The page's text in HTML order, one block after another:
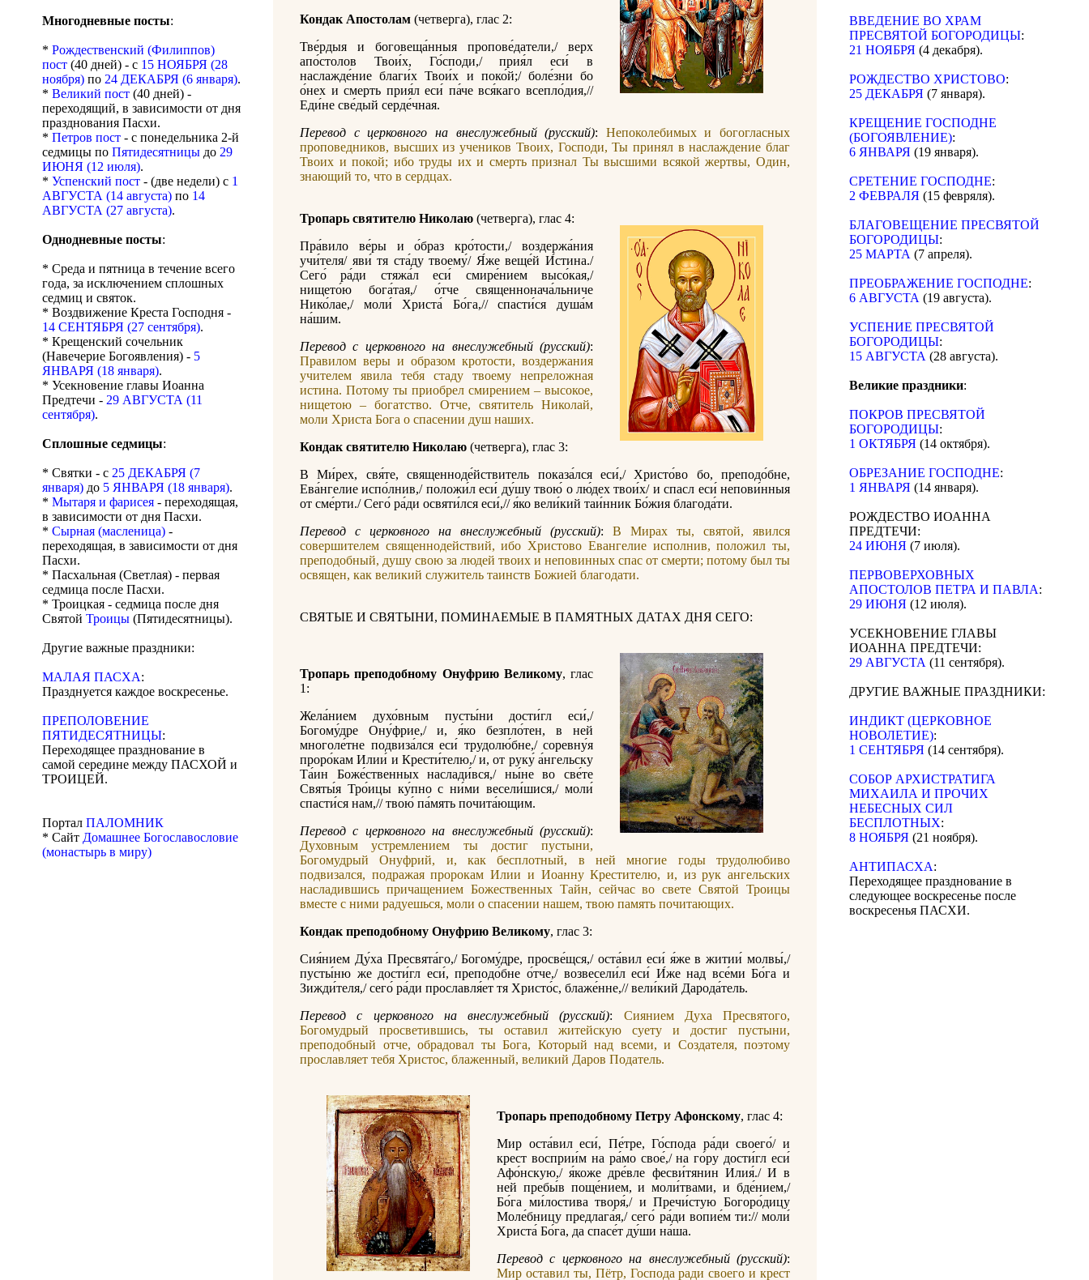
Многодневные посты:
* Рождественский (Филиппов)
пост (40 дней) - с 15 НОЯБРЯ (28
ноября) по 24 ДЕКАБРЯ (6 января).
* Великий пост (40 дней) -
переходящий, в зависимости от дня
празднования Пасхи.
* Петров пост - с понедельника 2-й
седмицы по Пятидесятницы до 29
ИЮНЯ (12 июля).
* Успенский пост - (две недели) с 1
АВГУСТА (14 августа) по 14
АВГУСТА (27 августа).
Однодневные посты:
* Среда и пятница в течение всего
года, за исключением сплошных
седмиц и святок.
* Воздвижение Креста Господня -
14 СЕНТЯБРЯ (27 сентября).
* Крещенский сочельник
(Навечерие Богоявления) - 5
ЯНВАРЯ (18 января).
* Усекновение главы Иоанна
Предтечи - 29 АВГУСТА (11
сентября).
Сплошные седмицы:
* Святки - с 25 ДЕКАБРЯ (7
января) до 5 ЯНВАРЯ (18 января).
* Мытаря и фарисея - переходящая,
в зависимости от дня Пасхи.
* Сырная (масленица) -
переходящая, в зависимости от дня
Пасхи.
* Пасхальная (Светлая) - первая
седмица после Пасхи.
* Троицкая - седмица после дня
Святой Троицы (Пятидесятницы).
Другие важные праздники:
МАЛАЯ ПАСХА:
Празднуется каждое воскресенье.
ПРЕПОЛОВЕНИЕ
ПЯТИДЕСЯТНИЦЫ:
Переходящее празднование в
самой середине между ПАСХОЙ и
ТРОИЦЕЙ.
Портал ПАЛОМНИК
* Сайт Домашнее Богославословие
(монастырь в миру)
Кондак Апостолам (четверга), глас 2:
Тве́рдыя и боговеща́нныя пропове́датели,/ верх
апо́столов Твои́х, Го́споди,/ прия́л еси́ в
наслажде́ние благи́х Твои́х и поко́й;/ боле́зни бо
о́нех и смерть прия́л еси́ па́че вся́каго всепло́дия,//
Еди́не све́дый серде́чная.
Перевод с церковного на внеслужебный (русский): Непоколебимых и богогласных
проповедников, высших из учеников Твоих, Господи, Ты принял в наслаждение благ
Твоих и покой; ибо труды их и смерть признал Ты высшими всякой жертвы, Один,
знающий то, что в сердцах.
Тропарь святителю Николаю (четверга), глас 4:
Пра́вило ве́ры и о́браз кро́тости,/ воздержа́ния
учи́теля/ яви́ тя ста́ду твоему́/ Я́же веще́й И́стина./
Сего́ ра́ди стяжа́л еси́ смире́нием высо́кая,/
нището́ю бога́тая,/ о́тче священнонача́льниче
Нико́лае,/ моли́ Христа́ Бо́га,// спасти́ся душа́м
на́шим.
Перевод с церковного на внеслужебный (русский):
Правилом веры и образом кротости, воздержания
учителем явила тебя стаду твоему непреложная
истина. Потому ты приобрел смирением – высокое,
нищетою – богатство. Отче, святитель Николай,
моли Христа Бога о спасении душ наших.
Кондак святителю Николаю (четверга), глас 3:
В Ми́рех, свя́те, священноде́йствитель показа́лся еси́,/ Христо́во бо, преподо́бне,
Ева́нгелие испо́лнив,/ положи́л еси́ ду́шу твою́ о лю́дех твои́х/ и спасл еси́ непови́нныя
от сме́рти./ Сего́ ра́ди освяти́лся еси́,// я́ко вели́кий таи́нник Бо́жия благода́ти.
Перевод с церковного на внеслужебный (русский): В Мирах ты, святой, явился
совершителем священнодействий, ибо Христово Евангелие исполнив, положил ты,
преподобный, душу свою за людей твоих и неповинных спас от смерти; потому был ты
освящен, как великий служитель таинств Божией благодати.
СВЯТЫЕ И СВЯТЫНИ, ПОМИНАЕМЫЕ В ПАМЯТНЫХ ДАТАХ ДНЯ СЕГО:
Тропарь преподобному Онуфрию Великому, глас
1:
Жела́нием духо́вным пусты́ни дости́гл еси́,/
Богому́дре Ону́фрие,/ и, я́ко безпло́тен, в ней
многоле́тне подвиза́лся еси́ трудолю́бне,/ соревну́я
проро́кам Илии́ и Крести́телю,/ и, от руку́ а́нгельску
Та́ин Боже́ственных наслади́вся,/ ны́не во све́те
Святы́я Тро́ицы ку́пно с ни́ми весели́шися,/ моли́
спасти́ся нам,// твою́ па́мять почита́ющим.
Перевод с церковного на внеслужебный (русский):
Духовным устремлением ты достиг пустыни,
Богомудрый Онуфрий, и, как бесплотный, в ней многие годы трудолюбиво
подвизался, подражая пророкам Илии и Иоанну Крестителю, и, из рук ангельских
насладившись причащением Божественных Тайн, сейчас во свете Святой Троицы
вместе с ними радуешься, моли о спасении нашем, твою память почитающих.
Кондак преподобному Онуфрию Великому, глас 3:
Сия́нием Ду́ха Пресвята́го,/ Богому́дре, просве́щся,/ оста́вил еси́ я́же в житии́ молвы́,/
пусты́ню же дости́гл еси́, преподо́бне о́тче,/ возвесели́л еси́ И́же над все́ми Бо́га и
Зижди́теля,/ сего́ ра́ди прославля́ет тя Христо́с, блаже́нне,// вели́кий Дарода́тель.
Перевод с церковного на внеслужебный (русский): Сиянием Духа Пресвятого,
Богомудрый просветившись, ты оставил житейскую суету и достиг пустыни,
преподобный отче, обрадовал ты Бога, Который над всеми, и Создателя, поэтому
прославляет тебя Христос, блаженный, великий Даров Податель.
Тропарь преподобному Петру Афонскому, глас 4:
Мир оста́вил еси́, Пе́тре, Го́спода ра́ди своего́/ и
крест восприи́м на ра́мо свое́,/ на го́ру дости́гл еси́
Афо́нскую,/ я́коже дре́вле фесви́тянин Илия́./ И в
ней пребы́в поще́нием, и моли́твами, и бде́нием,/
Бо́га ми́лостива творя́,/ и Пречи́стую Богоро́дицу
Моле́бницу предлага́я,/ сего́ ра́ди вопие́м ти:// моли́
Христа́ Бо́га, да спасе́т ду́ши на́ша.
Перевод с церковного на внеслужебный (русский):
Мир оставил ты, Пётр, Господа ради своего и крест
ВВЕДЕНИЕ ВО ХРАМ
ПРЕСВЯТОЙ БОГОРОДИЦЫ:
21 НОЯБРЯ (4 декабря).
РОЖДЕСТВО ХРИСТОВО:
25 ДЕКАБРЯ (7 января).
КРЕЩЕНИЕ ГОСПОДНЕ
(БОГОЯВЛЕНИЕ):
6 ЯНВАРЯ (19 января).
СРЕТЕНИЕ ГОСПОДНЕ:
2 ФЕВРАЛЯ (15 февряля).
БЛАГОВЕЩЕНИЕ ПРЕСВЯТОЙ
БОГОРОДИЦЫ:
25 МАРТА (7 апреля).
ПРЕОБРАЖЕНИЕ ГОСПОДНЕ:
6 АВГУСТА (19 августа).
УСПЕНИЕ ПРЕСВЯТОЙ
БОГОРОДИЦЫ:
15 АВГУСТА (28 августа).
Великие праздники:
ПОКРОВ ПРЕСВЯТОЙ
БОГОРОДИЦЫ:
1 ОКТЯБРЯ (14 октября).
ОБРЕЗАНИЕ ГОСПОДНЕ:
1 ЯНВАРЯ (14 января).
РОЖДЕСТВО ИОАННА
ПРЕДТЕЧИ:
24 ИЮНЯ (7 июля).
ПЕРВОВЕРХОВНЫХ
АПОСТОЛОВ ПЕТРА И ПАВЛА:
29 ИЮНЯ (12 июля).
УСЕКНОВЕНИЕ ГЛАВЫ
ИОАННА ПРЕДТЕЧИ:
29 АВГУСТА (11 сентября).
ДРУГИЕ ВАЖНЫЕ ПРАЗДНИКИ:
ИНДИКТ (ЦЕРКОВНОЕ
НОВОЛЕТИЕ):
1 СЕНТЯБРЯ (14 сентября).
CОБОР АРХИСТРАТИГА
МИХАИЛА И ПРОЧИХ
НЕБЕСНЫХ СИЛ
БЕСПЛОТНЫХ:
8 НОЯБРЯ (21 ноября).
АНТИПАСХА:
Переходящее празднование в
следующее воскресенье после
воскресенья ПАСХИ.